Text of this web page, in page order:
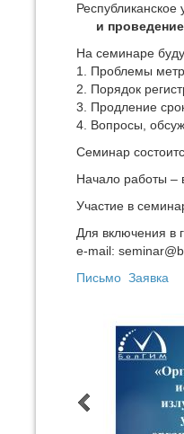
и
На семинаре
1. Проблемы
2. Порядок
3. Продление
4. Вопросы,
Семинар
Начало работы –
Участие в
Для включения в
e‑mail:
Письмо Заявка